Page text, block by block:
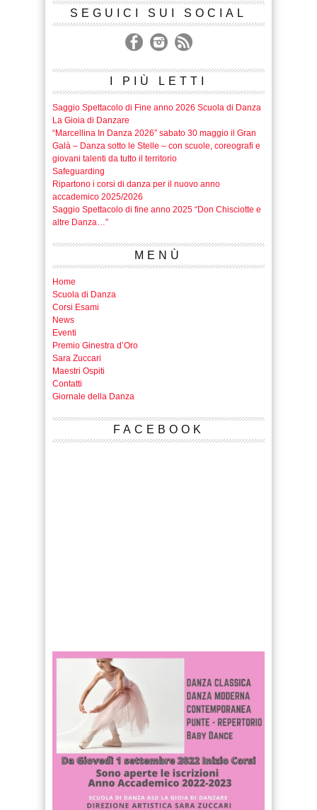
SEGUICI SUI SOCIAL
I PIÙ LETTI
Saggio Spettacolo di Fine anno 2026 Scuola di Danza
La Gioia di Danzare
“Marcellina In Danza 2026” sabato 30 maggio il Gran
Galà – Danza sotto le Stelle – con scuole, coreografi e
giovani talenti da tutto il territorio
Safeguarding
Ripartono i corsi di danza per il nuovo anno
accademico 2025/2026
Saggio Spettacolo di fine anno 2025 “Don Chisciotte e
altre Danza…”
MENÙ
Home
Scuola di Danza
Corsi Esami
News
Eventi
Premio Ginestra d’Oro
Sara Zuccari
Maestri Ospiti
Contatti
Giornale della Danza
FACEBOOK